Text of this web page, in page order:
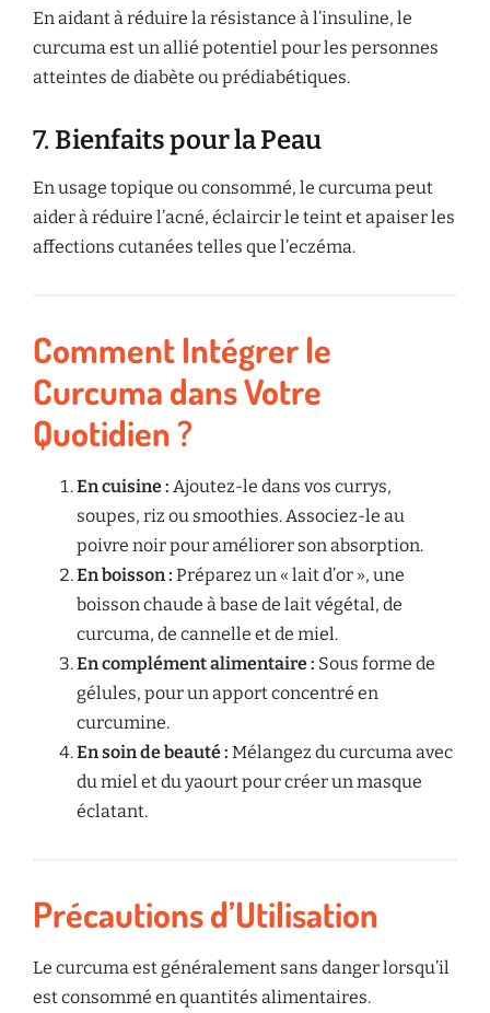
En aidant à réduire la résistance à l’insuline, le
curcuma est un allié potentiel pour les personnes
atteintes de diabète ou prédiabétiques.
7. Bienfaits pour la Peau
En usage topique ou consommé, le curcuma peut
aider à réduire l’acné, éclaircir le teint et apaiser les
affections cutanées telles que l’eczéma.
Comment Intégrer le
Curcuma dans Votre
Quotidien ?
En cuisine : Ajoutez-le dans vos currys,
soupes, riz ou smoothies. Associez-le au
poivre noir pour améliorer son absorption.
En boisson : Préparez un « lait d’or », une
boisson chaude à base de lait végétal, de
curcuma, de cannelle et de miel.
En complément alimentaire : Sous forme de
gélules, pour un apport concentré en
curcumine.
En soin de beauté : Mélangez du curcuma avec
du miel et du yaourt pour créer un masque
éclatant.
Précautions d’Utilisation
Le curcuma est généralement sans danger lorsqu’il
est consommé en quantités alimentaires.